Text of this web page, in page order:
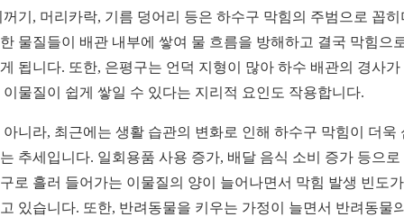
꺼기, 머리카락, 기름 덩어리 등은 하수구 막힘의 주범으로 꼽히
물질들이 배관 내부에 쌓여 물 흐름을 방해하고 결국 막힘으
됩니다. 또한, 은평구는 언덕 지형이 많아 하수 배관의 경사가
이물질이 쉽게 쌓일 수 있다는 지리적 요인도 작용합니다.
아니라, 최근에는 생활 습관의 변화로 인해 하수구 막힘이 더욱
추세입니다. 일회용품 사용 증가, 배달 음식 소비 증가 등으로
로 흘러 들어가는 이물질의 양이 늘어나면서 막힘 발생 빈도
있습니다. 또한, 반려동물을 키우는 가정이 늘면서 반려동물